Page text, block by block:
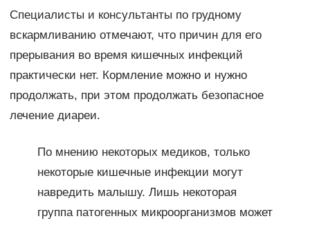
Специалисты и консультанты по грудному
вскармливанию отмечают, что причин для его
прерывания во время кишечных инфекций
практически нет. Кормление можно и нужно
продолжать, при этом продолжать безопасное
лечение диареи.
По мнению некоторых медиков, только
некоторые кишечные инфекции могут
навредить малышу. Лишь некоторая
группа патогенных микроорганизмов может